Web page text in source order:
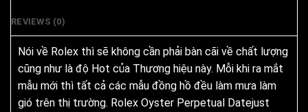
REVIEWS (0)
Nói về Rolex thì sẽ không cần phải bàn cãi về chất lượng
cũng như là độ Hot của Thương hiệu này. Mỗi khi ra mắt
mẫu mới thì tất cả các mẫu đồng hồ đều làm mưa làm
gió trên thị trường. Rolex Oyster Perpetual Datejust